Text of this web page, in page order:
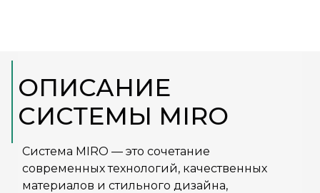
Система MIRO — это сочетание
современных технологий, качественных
материалов и стильного дизайна,
ОПИСАНИЕ
СИСТЕМЫ MIRO